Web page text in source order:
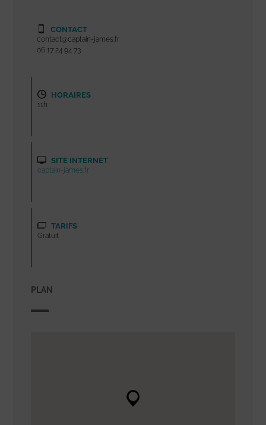
CONTACT
contact@captain-james.fr
06 17 24 94 73
HORAIRES
11h
SITE INTERNET
captain-james.fr
TARIFS
Gratuit
PLAN